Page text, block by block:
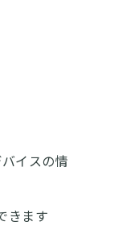
イスの情
きます